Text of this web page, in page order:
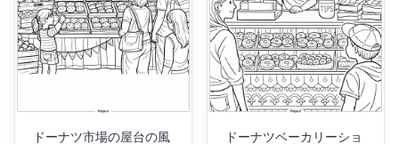
ドーナツ市場の屋台の風
ドーナツベーカリーショ